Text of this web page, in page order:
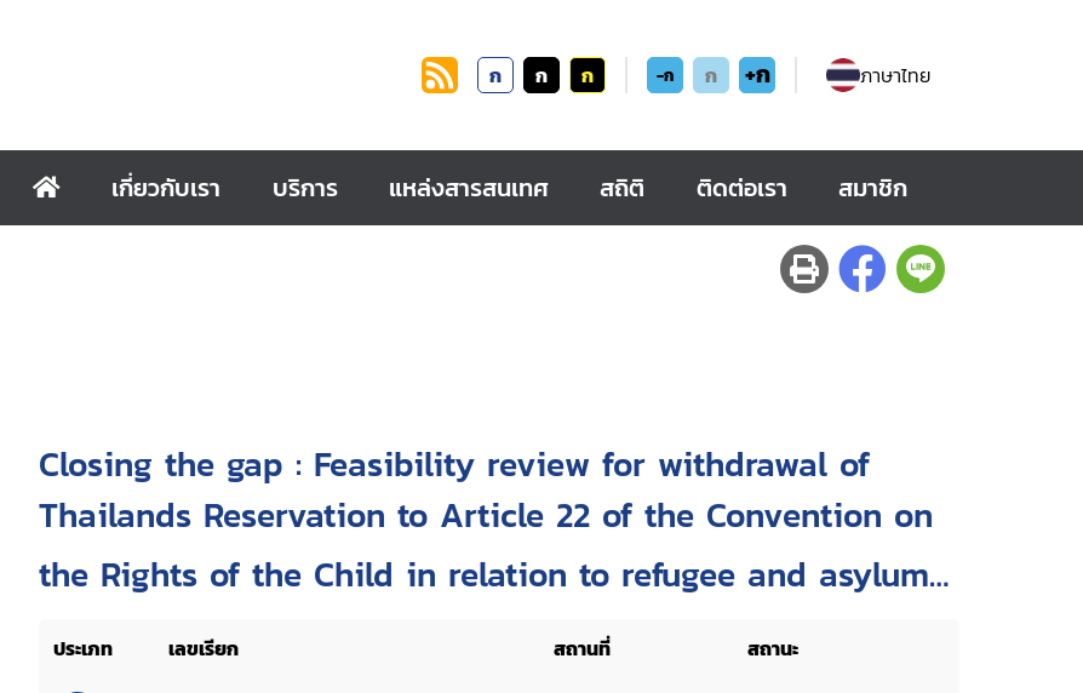
ก ก ก -ก ก +ก ภาษาไทย
เกี่ยวกับเรา บริการ แหล่งสารสนเทศ สถิติ ติดต่อเรา สมาชิก
Closing the gap : Feasibility review for withdrawal of
Thailands Reservation to Article 22 of the Convention on
the Rights of the Child in relation to refugee and asylum-
seeking children
ประเภท เลขเรียก สถานที่ สถานะ